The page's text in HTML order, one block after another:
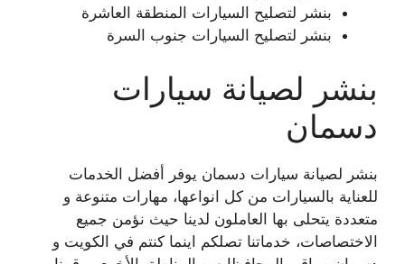
بنشر لتصليح السيارات المنطقة العاشرة
بنشر لتصليح السيارات جنوب السرة
بنشر لصيانة سيارات
دسمان
بنشر لصيانة سيارات دسمان يوفر أفضل الخدمات
للعناية بالسيارات من كل انواعها، مهارات متنوعة و
متعددة يتحلى بها العاملون لدينا حيث نؤمن جميع
الاختصاصات، خدماتنا تصلكم اينما كنتم في الكويت و